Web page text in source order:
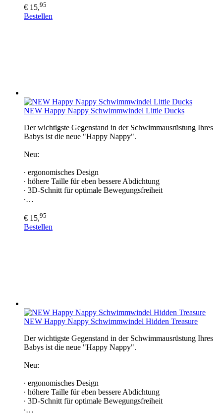
€ 15,95
Bestellen
NEW Happy Nappy Schwimmwindel Little Ducks
Der wichtigste Gegenstand in der Schwimmausrüstung Ihres
Babys ist die neue "Happy Nappy".
Neu:
∙ ergonomisches Design
∙ höhere Taille für eben bessere Abdichtung
∙ 3D-Schnitt für optimale Bewegungsfreiheit
∙…
€ 15,95
Bestellen
NEW Happy Nappy Schwimmwindel Hidden Treasure
Der wichtigste Gegenstand in der Schwimmausrüstung Ihres
Babys ist die neue "Happy Nappy".
Neu:
∙ ergonomisches Design
∙ höhere Taille für eben bessere Abdichtung
∙ 3D-Schnitt für optimale Bewegungsfreiheit
∙…